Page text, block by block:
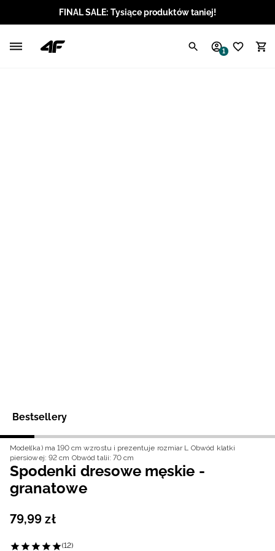
FINAL SALE: Tysiące produktów taniej!
1
Bestsellery
Model(ka) ma 190 cm wzrostu i prezentuje rozmiar L Obwód klatki
piersiowej: 92 cm Obwód talii: 70 cm
Spodenki dresowe męskie -
granatowe
79,99 zł
(12)